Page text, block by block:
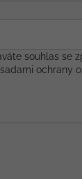
souhlas se
ochrany